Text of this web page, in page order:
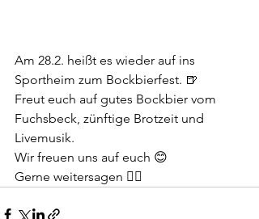
Am 28.2. heißt es wieder auf ins
Sportheim zum Bockbierfest. 🍺
Freut euch auf gutes Bockbier vom
Fuchsbeck, zünftige Brotzeit und
Livemusik.
Wir freuen uns auf euch 😊
Gerne weitersagen 👍🏻